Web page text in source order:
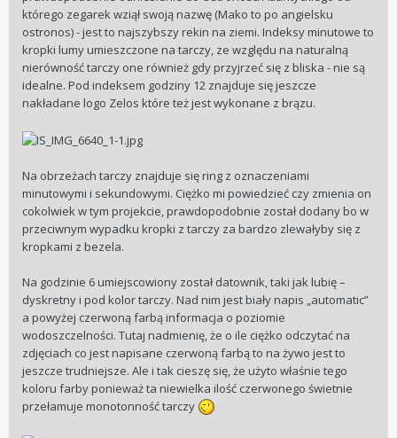
którego zegarek wziął swoją nazwę (Mako to po angielsku
ostronos) - jest to najszybszy rekin na ziemi. Indeksy minutowe to
kropki lumy umieszczone na tarczy, ze względu na naturalną
nierówność tarczy one również gdy przyjrzeć się z bliska - nie są
idealne. Pod indeksem godziny 12 znajduje się jeszcze
nakładane logo Zelos które też jest wykonane z brązu.
Na obrzeżach tarczy znajduje się ring z oznaczeniami
minutowymi i sekundowymi. Ciężko mi powiedzieć czy zmienia on
cokolwiek w tym projekcie, prawdopodobnie został dodany bo w
przeciwnym wypadku kropki z tarczy za bardzo zlewałyby się z
kropkami z bezela.
Na godzinie 6 umiejscowiony został datownik, taki jak lubię –
dyskretny i pod kolor tarczy. Nad nim jest biały napis „automatic”
a powyżej czerwoną farbą informacja o poziomie
wodoszczelności. Tutaj nadmienię, że o ile ciężko odczytać na
zdjęciach co jest napisane czerwoną farbą to na żywo jest to
jeszcze trudniejsze. Ale i tak cieszę się, że użyto właśnie tego
koloru farby ponieważ ta niewielka ilość czerwonego świetnie
przełamuje monotonność tarczy